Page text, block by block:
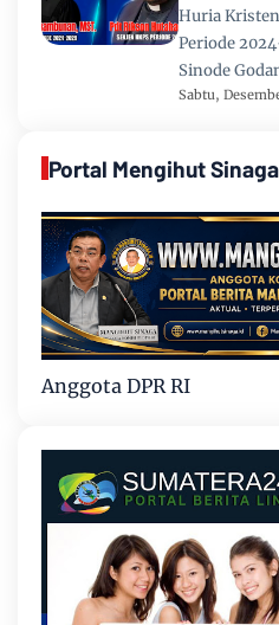
Huria
Periode
Sinode
Sabtu,
Portal Mengihut Sinaga
Anggota DPR RI